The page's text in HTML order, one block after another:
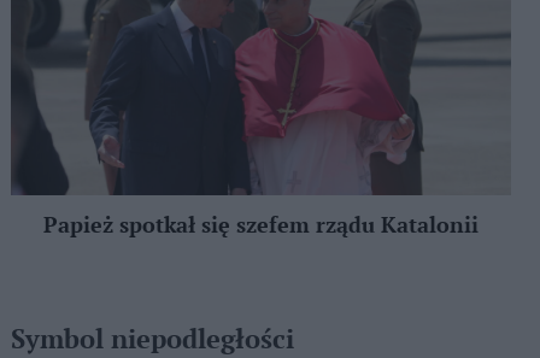
Papież spotkał się szefem rządu Katalonii
Symbol niepodległości